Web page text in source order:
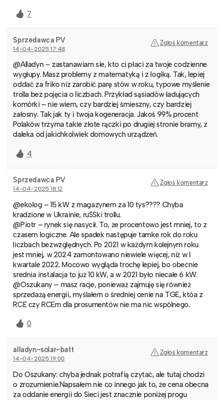
7
Sprzedawca PV
14-04-2025 17:48
Zgłoś komentarz
@Alladyn – zastanawiam sie, kto ci płaci za twoje codzienne
wygłupy. Masz problemy z matematyką i z logiką. Tak, lepiej
oddać za friko niż zarobić parę stów w roku, typowe myślenie
trolla bez pojęcia o liczbach. Przykład sąsiadów ładujących
komórki – nie wiem, czy bardziej śmieszny, czy bardziej
żałosny. Tak jak ty i twoja kogeneracja. Jakoś 99% procent
Polaków trzyma takie złote rączki po drugiej stronie bramy, z
daleka od jakichkolwiek domowych urządzeń.
4
Sprzedawca PV
14-04-2025 18:12
Zgłoś komentarz
@ekolog – 15 kW z magazynem za 10 tys???? Chyba
kradzione w Ukrainie, ruSSki trollu.
@Piotr – rynek się nasycił. To, że procentowo jest mniej, to z
czasem logiczne. Ale spadek następuje tamke rok do roku
liczbach bezwzględnych. Po 2021 w każdym kolejnym roku
jest mniej, w 2024 zamontowano niewiele więcej, niż w I
kwartale 2022. Mocowo wygląda trochę lepiej, bo obecnie
srednia instalacja to już 10 kW, a w 2021 było niecałe 6 kW.
@Oszukany – masz racje, ponieważ zajmuję się również
sprzedażą energii, myślałem o średniej cenie na TGE, któa z
RCE czy RCEm dla prosumentów nie ma nic wspólnego.
0
alladyn-solar-batt
14-04-2025 19:00
Zgłoś komentarz
Do Oszukany: chyba jednak potrafią czytać, ale tutaj chodzi
o zrozumienie.Napsałem nie co innego jak to, że cena obecna
za oddanie energii do Sieci jest znacznie poniżej progu